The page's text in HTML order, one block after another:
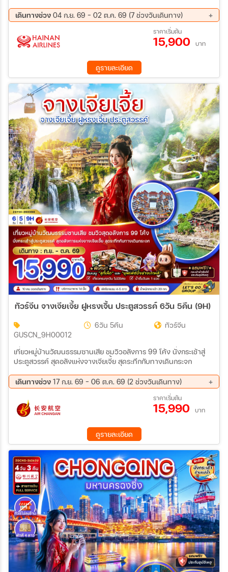
เดินทางช่วง 04 ก.ย. 69 - 02 ต.ค. 69 (7 ช่วงวันเดินทาง)
08 ก.ย. 69 - 12 ก.ย. 69
12 ก.ย. 69 - 16 ก.ย. 69
16 ก.ย. 69 - 20 ก.ย. 69
20 ก.ย. 69 - 24 ก.ย. 69
24 ก.ย. 69 - 28 ก.ย. 69
ราคาเริ่มต้น
15,900 บาท
ดูรายละเอียด
ทัวร์จีน จางเจียเจี้ย ฝูหรงเจิ้น ประตูสวรรค์ 6วัน 5คืน (9H)
GUSCN_9H00012
6วัน 5คืน ทัวร์จีน
เที่ยวหมู่บ้านวัฒนธรรมซานเสีย ชมวิวอลังการ 99 โค้ง นั่งกระเช้าสู่
ประตูสวรรค์ สุดอลังแห่งจางเจียเจี้ย สุดระทึกกับทางเดินกระจก
เดินทางช่วง 17 ก.ย. 69 - 06 ต.ค. 69 (2 ช่วงวันเดินทาง)
01 ต.ค. 69 - 06 ต.ค. 69
ราคาเริ่มต้น
15,990 บาท
ดูรายละเอียด